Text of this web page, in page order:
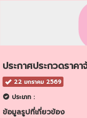
ประกาศประกวดราค
22 มกราคม 2569
ประเภท :
ข้อมูลรูปที่เกี่ยวข้อง